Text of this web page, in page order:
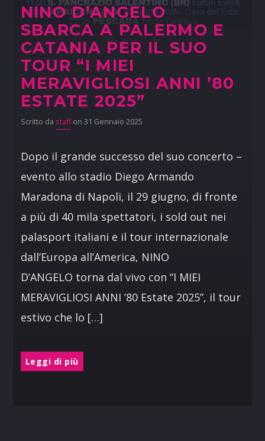
NINO D’ANGELO
SBARCA A PALERMO E
CATANIA PER IL SUO
TOUR “I MIEI
MERAVIGLIOSI ANNI ’80
ESTATE 2025”
Scritto da staffon 31 Gennaio 2025
Dopo il grande successo del suo concerto –
evento allo stadio Diego Armando
Maradona di Napoli, il 29 giugno, di fronte
a più di 40 mila spettatori, i sold out nei
palasport italiani e il tour internazionale
dall’Europa all’America, NINO
D’ANGELO torna dal vivo con “I MIEI
MERAVIGLIOSI ANNI ’80 Estate 2025”, il tour
estivo che lo […]
Leggi di più